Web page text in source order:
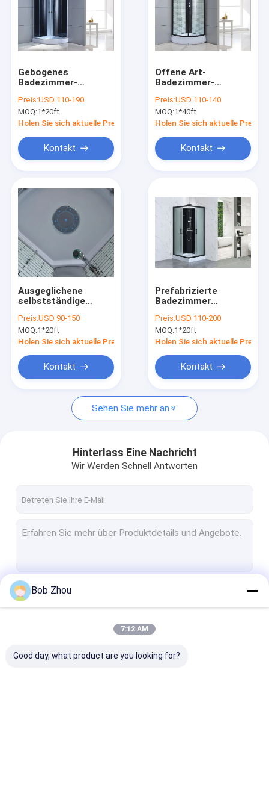
Videos
VR-Show
Qualitätskontrolle
Kontakt mit uns
Einfaches Duschbad
Duscheinschließung
Gebogenes
Badezimmer-
Schieben der Ecken-
4mm offen
Preis:USD 110-190
MOQ:1*20ft
Holen Sie sich aktuelle Preis
Kontakt
Offene Art-
Badezimmer-
schieben 1000 X1000
X2150 Millimeter
Preis:USD 110-140
MOQ:1*40ft
Holen Sie sich aktuelle Preis
Kontakt
Ausgeglichene
selbstständige
1.2mm
Preis:USD 90-150
MOQ:1*20ft
Holen Sie sich aktuelle Preis
Kontakt
Prefabrizierte
Badezimmer
Häuser Hotels
Wohnungen
Krankenhäuser
Preis:USD 110-200
MOQ:1*20ft
Holen Sie sich aktuelle Preis
Kontakt
Sehen Sie mehr an
Hinterlass Eine Nachricht
Wir Werden Schnell Antworten
Bob Zhou
7:12 AM
Good day, what product are you looking for?